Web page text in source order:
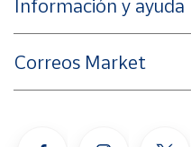
Información y ayuda
Correos Market